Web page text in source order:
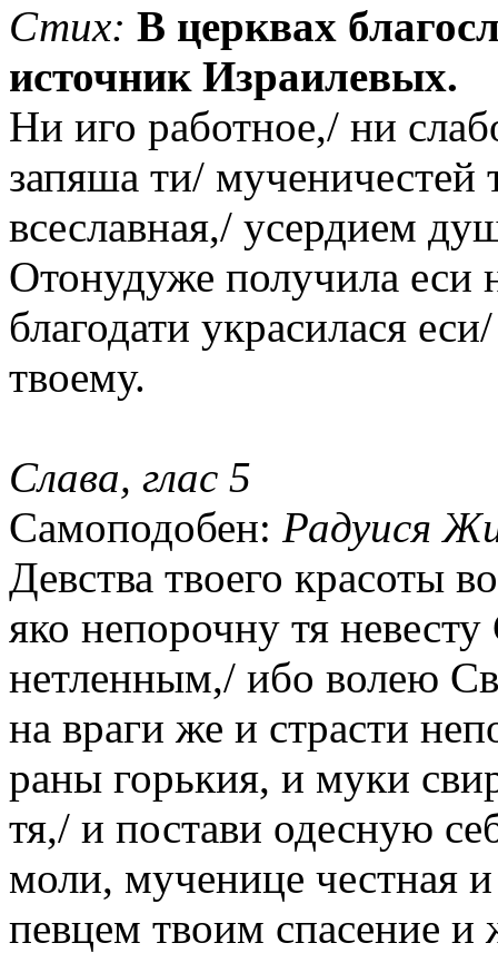
Стих: В церквах
источник Израилевых.
Ни иго работное,/ ни
запяша ти/ мученичестей
всеславная,/ усердием
Отонудуже получила еси
благодати украсилася
твоему.
Слава, глас 5
Самоподобен: Радуися
Девства твоего красоты
яко непорочну тя
нетленным,/ ибо волею
на враги же и страсти
раны горькия, и муки
тя,/ и постави одесную
моли, мученице честная
певцем твоим спасение